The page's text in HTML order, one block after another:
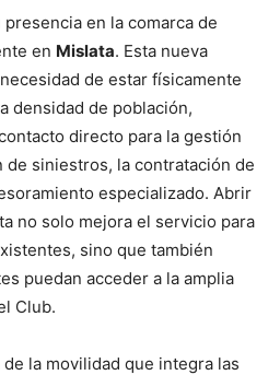
presencia en la comarca de
en Mislata. Esta nueva
de estar físicamente
densidad de población,
directo para la gestión
de siniestros, la contratación de
especializado. Abrir
no solo mejora el servicio para
sino que también
puedan acceder a la amplia
Club.
la movilidad que integra las